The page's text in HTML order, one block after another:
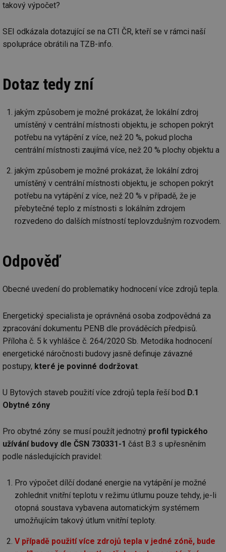
takový výpočet?
SEI odkázala dotazující se na CTI ČR, kteří se v rámci naší
spolupráce obrátili na TZB-info.
Dotaz tedy zní
jakým způsobem je možné prokázat, že lokální zdroj
umístěný v centrální místnosti objektu, je schopen pokrýt
potřebu na vytápění z více, než 20 %, pokud plocha
centrální místnosti zaujímá více, než 20 % plochy objektu a
jakým způsobem je možné prokázat, že lokální zdroj
umístěný v centrální místnosti objektu, je schopen pokrýt
potřebu na vytápění z více, než 20 % v případě, že je
přebytečné teplo z místnosti s lokálním zdrojem
rozvedeno do dalších místností teplovzdušným rozvodem.
Odpověď
Obecné uvedení do problematiky hodnocení více zdrojů tepla.
Energetický specialista je oprávněná osoba zodpovědná za
zpracování dokumentu PENB dle prováděcích předpisů.
Příloha č. 5 k vyhlášce č. 264/2020 Sb. Metodika hodnocení
energetické náročnosti budovy jasně definuje závazné
postupy, které je povinné dodržovat
U Bytových staveb použití více zdrojů tepla řeší bod D.1
Obytné zóny
Pro obytné zóny se musí použít jednotný profil typického
užívání budovy dle ČSN 730331-1 část B.3 s upřesněním
podle následujících pravidel:
Pro výpočet dílčí dodané energie na vytápění je možné
zohlednit vnitřní teplotu v režimu útlumu pouze tehdy, je-li
otopná soustava vybavena automatickým systémem
umožňujícím takový útlum vnitřní teploty.
V případě použití více zdrojů tepla v jedné zóně, bude